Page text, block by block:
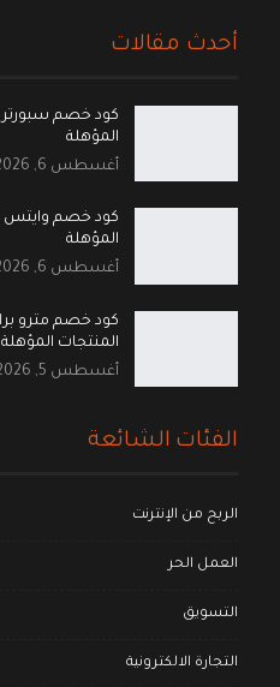
أحدث مقالات
المؤهلة
أغسطس 6, 2026
المؤهلة
أغسطس 6, 2026
المنتجات المؤهلة
أغسطس 5, 2026
الفئات الشائعة
الربح من الإنترنت
العمل الحر
التسويق
التجارة الالكترونية